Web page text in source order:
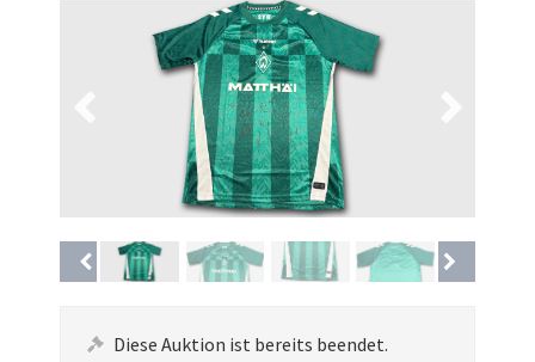
Diese Auktion ist bereits beendet.